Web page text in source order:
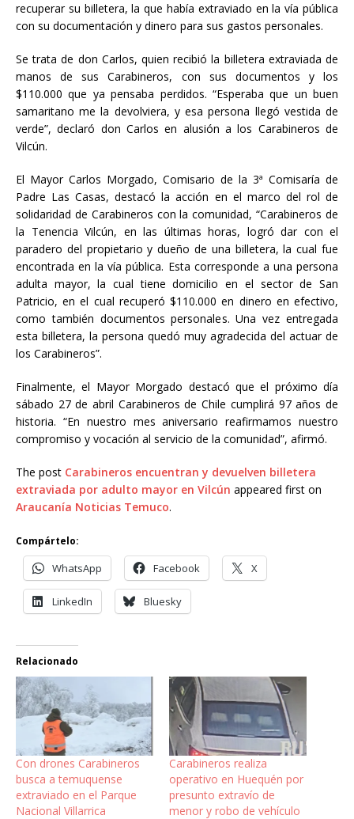
recuperar su billetera, la que había extraviado en la vía pública
con su documentación y dinero para sus gastos personales.
Se trata de don Carlos, quien recibió la billetera extraviada de
manos de sus Carabineros, con sus documentos y los
$110.000 que ya pensaba perdidos. “Esperaba que un buen
samaritano me la devolviera, y esa persona llegó vestida de
verde”, declaró don Carlos en alusión a los Carabineros de
Vilcún.
El Mayor Carlos Morgado, Comisario de la 3ª Comisaría de
Padre Las Casas, destacó la acción en el marco del rol de
solidaridad de Carabineros con la comunidad, “Carabineros de
la Tenencia Vilcún, en las últimas horas, logró dar con el
paradero del propietario y dueño de una billetera, la cual fue
encontrada en la vía pública. Esta corresponde a una persona
adulta mayor, la cual tiene domicilio en el sector de San
Patricio, en el cual recuperó $110.000 en dinero en efectivo,
como también documentos personales. Una vez entregada
esta billetera, la persona quedó muy agradecida del actuar de
los Carabineros”.
Finalmente, el Mayor Morgado destacó que el próximo día
sábado 27 de abril Carabineros de Chile cumplirá 97 años de
historia. “En nuestro mes aniversario reafirmamos nuestro
compromiso y vocación al servicio de la comunidad”, afirmó.
The post Carabineros encuentran y devuelven billetera
extraviada por adulto mayor en Vilcún appeared first on
Araucanía Noticias Temuco.
Compártelo:
WhatsApp Facebook X
LinkedIn Bluesky
Relacionado
Con drones Carabineros
busca a temuquense
extraviado en el Parque
Nacional Villarrica
Carabineros realiza
operativo en Huequén por
presunto extravío de
menor y robo de vehículo